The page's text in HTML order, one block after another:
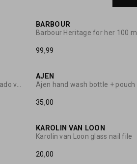
BARBOUR
Barbour Heritage for her 100 ml
99,99
AJEN
35,00
KAROLIN VAN LOON
Karolin van Loon glass nail file
20,00